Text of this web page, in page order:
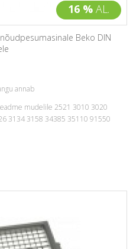
16 % AL.
Beko DIN
annab
mudelile 2521 3010 3020
3134 3158 34385 35110 91550